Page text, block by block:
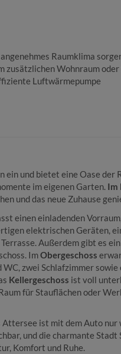
Raumklima
zusätzlichen Wohnraum
Luftwärmepumpe
ein und bietet eine Oase der
im eigenen Garten. Im
und das neue Zuhause
einen einladenden
elektrischen Geräten,
Außerdem gibt es
ImObergeschoss
zwei Schlafzimmer
Kellergeschoss ist voll
für Stauflächen oder
Attersee ist mit dem Auto
und die charmante
Komfort und Ruhe.